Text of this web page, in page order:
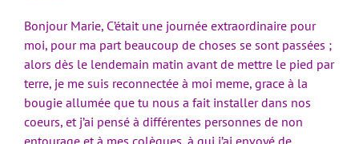
Bonjour Marie, C’était une journée extraordinaire pour
moi, pour ma part beaucoup de choses se sont passées ;
alors dès le lendemain matin avant de mettre le pied par
terre, je me suis reconnectée à moi meme, grace à la
bougie allumée que tu nous a fait installer dans nos
coeurs, et j’ai pensé à différentes personnes de non
entourage et à mes colègues, à qui j’ai envoyé de